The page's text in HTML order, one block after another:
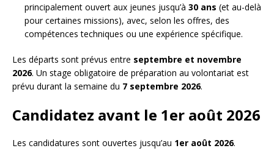
principalement ouvert aux jeunes jusqu’à 30 ans (et au-delà
pour certaines missions), avec, selon les offres, des
compétences techniques ou une expérience spécifique.
Les départs sont prévus entre septembre et novembre
2026. Un stage obligatoire de préparation au volontariat est
prévu durant la semaine du 7 septembre 2026.
Candidatez avant le 1er août 2026
Les candidatures sont ouvertes jusqu’au 1er août 2026.